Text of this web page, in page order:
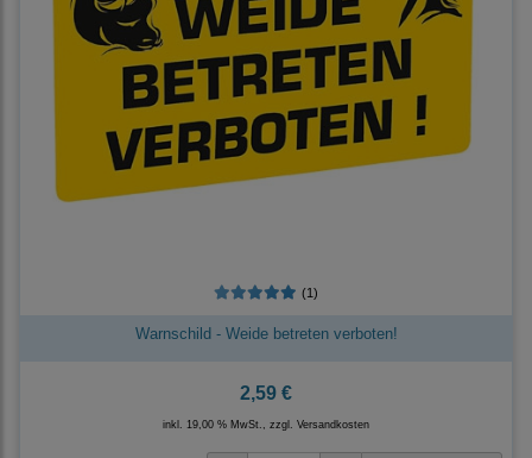
(1)
Warnschild - Weide betreten verboten!
2,59 €
inkl. 19,00 % MwSt., zzgl. Versandkosten